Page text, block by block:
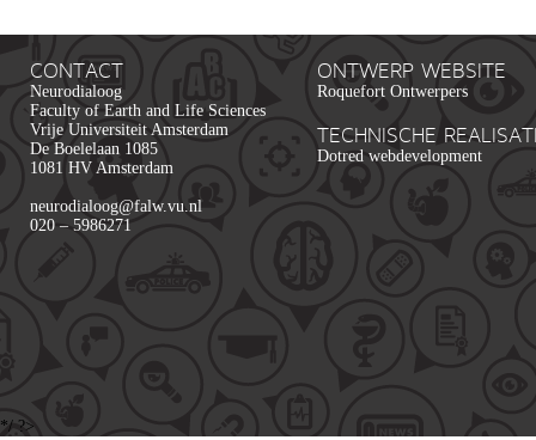
CONTACT
Neurodialoog
Faculty of Earth and Life Sciences
Vrije Universiteit Amsterdam
De Boelelaan 1085
1081 HV Amsterdam
neurodialoog@falw.vu.nl
020 – 5986271
ONTWERP WEBSITE
Roquefort Ontwerpers
TECHNISCHE
Dotred webdevelopment
*/ ?>